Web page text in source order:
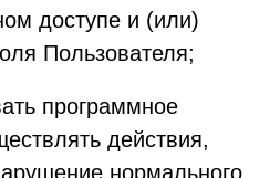
доступе и (или)
Пользователя;
программное
действия,
нормального